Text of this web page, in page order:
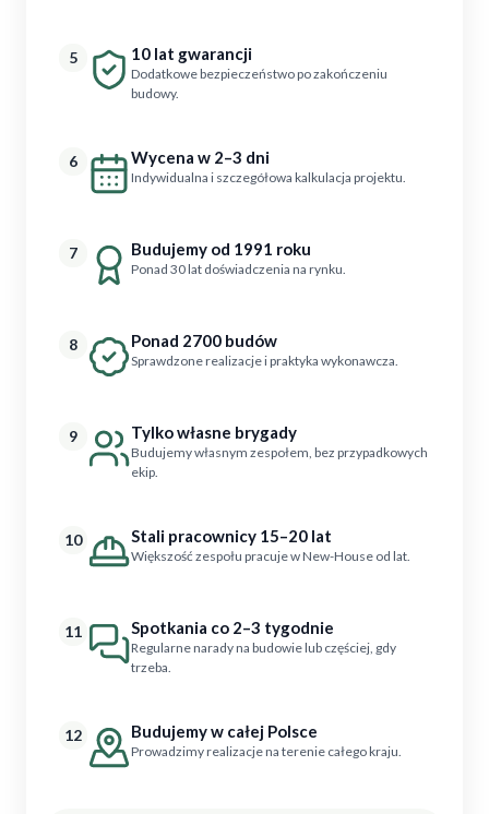
5 10 lat gwarancji
Dodatkowe bezpieczeństwo po zakończeniu
budowy.
6 Wycena w 2–3 dni
Indywidualna i szczegółowa kalkulacja projektu.
7 Budujemy od 1991 roku
Ponad 30 lat doświadczenia na rynku.
8 Ponad 2700 budów
Sprawdzone realizacje i praktyka wykonawcza.
9 Tylko własne brygady
Budujemy własnym zespołem, bez przypadkowych
ekip.
10 Stali pracownicy 15–20 lat
Większość zespołu pracuje w New-House od lat.
11 Spotkania co 2–3 tygodnie
Regularne narady na budowie lub częściej, gdy
trzeba.
12 Budujemy w całej Polsce
Prowadzimy realizacje na terenie całego kraju.